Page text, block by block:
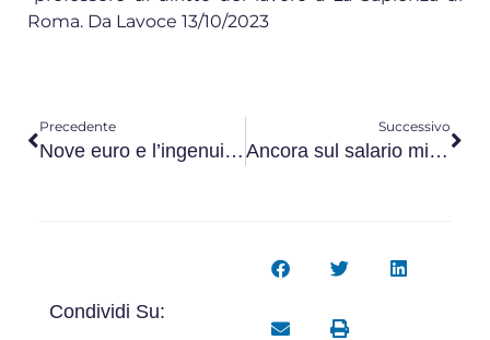
Roma. Da Lavoce 13/10/2023
Precedente
Nove euro e l’ingenuità dell’opposizione
Successivo
Ancora sul salario minimo
Condividi Su: